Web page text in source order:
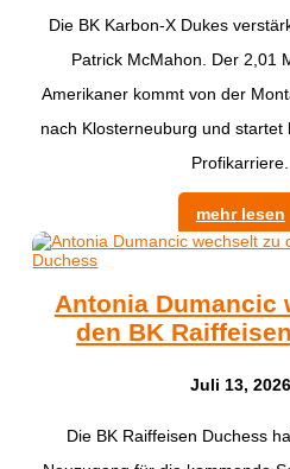
Die BK Karbon-X Dukes
Patrick McMahon. Der 2,01
Amerikaner kommt von der
nach Klosterneuburg und startet
Profikarriere.
mehr lesen
Antonia Dumancic
den BK
Juli 13, 2026
Die BK Raiffeisen Duchess